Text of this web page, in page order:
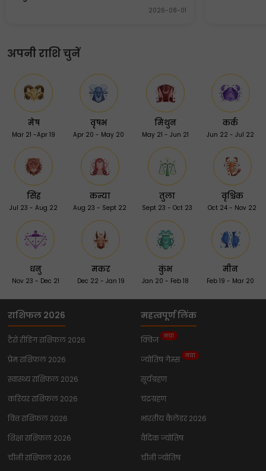
2026-08-01
अपनी राशि चुनें
मेष
Mar 21 -Apr 19
वृषभ
Apr 20 - May 20
मिथुन
May 21 - Jun 21
कर्क
Jun 22 - Jul 22
सिंह
Jul 23 - Aug 22
कन्या
Aug 23 - Sept 22
तुला
Sept 23 - Oct 23
वृश्चिक
Oct 24 - Nov 22
धनु
Nov 23 - Dec 21
मकर
Dec 22 - Jan 19
कुंभ
Jan 20 - Feb 18
मीन
Feb 19 - Mar 20
राशिफल 2026
टैरो रीडिंग राशिफल 2026
प्रेम राशिफल 2026
स्वास्थ्य राशिफल 2026
करियर राशिफल 2026
वित्त राशिफल 2026
शिक्षा राशिफल 2026
चीनी राशिफल 2026
महत्वपूर्ण लिंक
क्विज नया
ज्योतिष गेम्स नया
सूर्यग्रहण
चंद्रग्रहण
भारतीय कैलेंडर 2026
वैदिक ज्योतिष
चीनी ज्योतिष